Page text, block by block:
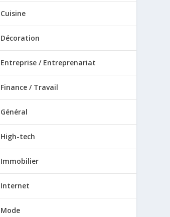
Cuisine
Décoration
Entreprise / Entreprenariat
Finance / Travail
Général
High-tech
Immobilier
Internet
Mode